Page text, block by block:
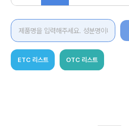
ETC 리스트 OTC 리스트